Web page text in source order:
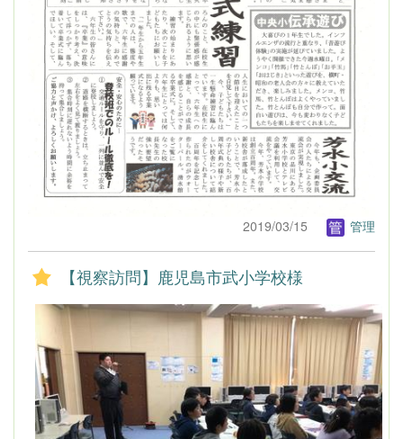
2019/03/15 管理
【視察訪問】鹿児島市武小学校様